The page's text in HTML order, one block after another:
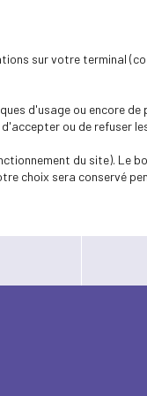
sur votre terminal
d'usage ou encore
ou de refuser
du site). Le
choix sera conservé